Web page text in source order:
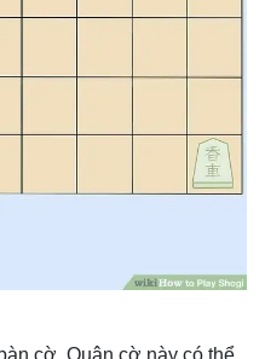
cờ. Quân cờ này có thể